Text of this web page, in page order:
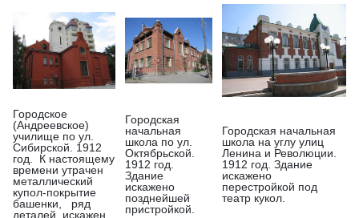
Городское
(Андреевское)
училище по ул.
Сибирской. 1912
год. К настоящему
времени утрачен
металлический
купол-покрытие
башенки, ряд
деталей искажен.
Городская
начальная
школа по ул.
Октябрьской.
1912 год.
Здание
искажено
позднейшей
пристройкой.
Городская начальная
школа на углу улиц
Ленина и Революции.
1912 год. Здание
искажено
перестройкой под
театр кукол.